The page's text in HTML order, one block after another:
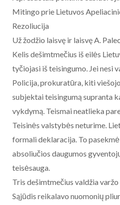
Mitingo prie Lietuvos
Rezoliucija
Už žodžio laisvę ir laisvę A.
Kelis dešimtmečius iš eilės
tyčiojasi iš teisingumo. Jei nesi
Policija, prokuratūra, kiti
subjektai teisingumą supranta
vykdymą. Teismai neatlieka
Teisinės valstybės neturime.
formali deklaracija. To
absoliučios daugumos
teisėsauga.
Tris dešimtmečius valdžia
Sąjūdis reikalavo nuomonių